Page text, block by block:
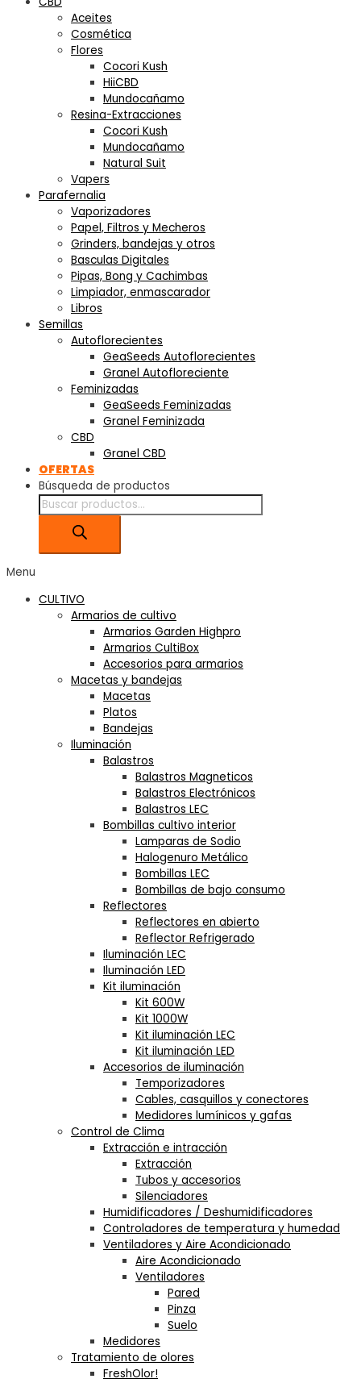
Aceites
Cosmética
Flores
Cocori Kush
HiiCBD
Mundocañamo
Resina-Extracciones
Cocori Kush
Mundocañamo
Natural Suit
Vapers
Parafernalia
Vaporizadores
Papel, Filtros y Mecheros
Grinders, bandejas y otros
Basculas Digitales
Pipas, Bong y Cachimbas
Limpiador, enmascarador
Libros
Semillas
Autoflorecientes
GeaSeeds Autoflorecientes
Granel Autofloreciente
Feminizadas
GeaSeeds Feminizadas
Granel Feminizada
CBD
Granel CBD
OFERTAS
Búsqueda de productos
Menu
CULTIVO
Armarios de cultivo
Armarios Garden Highpro
Armarios CultiBox
Accesorios para armarios
Macetas y bandejas
Macetas
Platos
Bandejas
Iluminación
Balastros
Balastros Magneticos
Balastros Electrónicos
Balastros LEC
Bombillas cultivo interior
Lamparas de Sodio
Halogenuro Metálico
Bombillas LEC
Bombillas de bajo consumo
Reflectores
Reflectores en abierto
Reflector Refrigerado
Iluminación LEC
Iluminación LED
Kit iluminación
Kit 600W
Kit 1000W
Kit iluminación LEC
Kit iluminación LED
Accesorios de iluminación
Temporizadores
Cables, casquillos y conectores
Medidores lumínicos y gafas
Control de Clima
Extracción e intracción
Extracción
Tubos y accesorios
Silenciadores
Humidificadores / Deshumidificadores
Controladores de temperatura y humedad
Ventiladores y Aire Acondicionado
Aire Acondicionado
Ventiladores
Pared
Pinza
Suelo
Medidores
Tratamiento de olores
FreshOlor!